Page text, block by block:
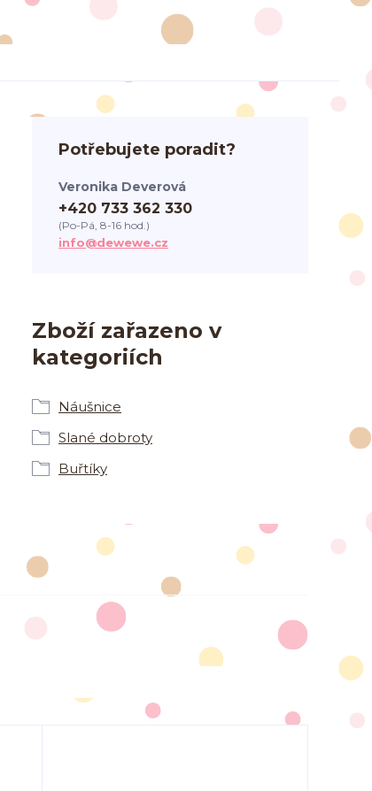
Zboží zařazeno v
kategoriích
Náušnice
Slané dobroty
Buřtíky
Potřebujete poradit?
Veronika Deverová
+420 733 362 330
(Po-Pá, 8-16 hod.)
info@dewewe.cz